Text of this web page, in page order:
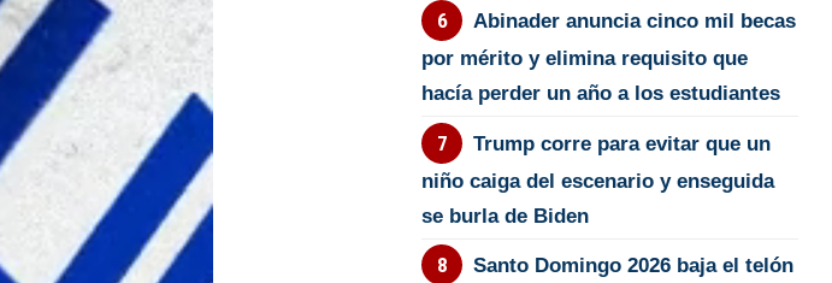
Abinader anuncia cinco mil becas
por mérito y elimina requisito que
hacía perder un año a los estudiantes
Trump corre para evitar que un
niño caiga del escenario y enseguida
se burla de Biden
Santo Domingo 2026 baja el telón